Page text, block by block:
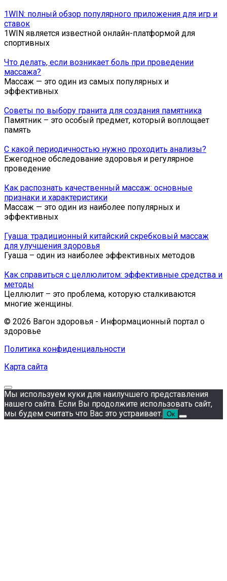
1WIN: полный обзор популярного приложения для игр и
ставок
1WIN является известной онлайн-платформой для
спортивных
Что делать, если возникает боль при проведении
массажа?
Массаж — это один из самых популярных и
эффективных
Советы по выбору гранита для создания памятника
Памятник – это особый предмет, который воплощает
память
С какой периодичностью нужно проходить анализы?
Ежегодное обследование здоровья и регулярное
проведение
Как распознать качественный массаж: основные
признаки и характеристики
Массаж — это один из наиболее популярных и
эффективных
Гуаша: традиционный китайский скребковый массаж
для улучшения здоровья
Гуа­ша – один из на­и­бо­лее эф­фек­тив­ных ме­то­дов
Как справиться с целлюлитом: эффективные средства и
методы
Целлюлит – это проблема, которую сталкиваются
многие женщины.
© 2026 Вагон здоровья - Информационный портал о
здоровье
Политика конфиденциальности
Карта сайта
Мы используем куки для наилучшего представления
нашего сайта. Если Вы продолжите использовать сайт,
мы будем считать что Вас это устраивает. Ок